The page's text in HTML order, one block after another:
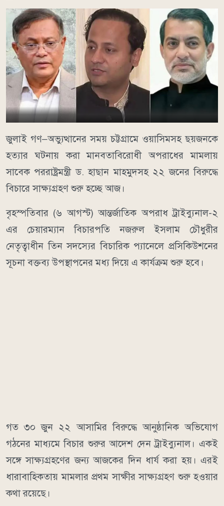
জুলাই গণ–অভ্যুত্থানের সময় চট্টগ্রামে ওয়াসিমসহ ছয়জনকে
হত্যার ঘটনায় করা মানবতাবিরোধী অপরাধের মামলায়
সাবেক পররাষ্ট্রমন্ত্রী ড. হাছান মাহমুদসহ ২২ জনের বিরুদ্ধে
বিচারে সাক্ষ্যগ্রহণ শুরু হচ্ছে আজ।
বৃহস্পতিবার (৬ আগস্ট) আন্তর্জাতিক অপরাধ ট্রাইব্যুনাল-২
এর চেয়ারম্যান বিচারপতি নজরুল ইসলাম চৌধুরীর
নেতৃত্বাধীন তিন সদস্যের বিচারিক প্যানেলে প্রসিকিউশনের
সূচনা বক্তব্য উপস্থাপনের মধ্য দিয়ে এ কার্যক্রম শুরু হবে।
গত ৩০ জুন ২২ আসামির বিরুদ্ধে আনুষ্ঠানিক অভিযোগ
গঠনের মাধ্যমে বিচার শুরুর আদেশ দেন ট্রাইব্যুনাল। একই
সঙ্গে সাক্ষ্যগ্রহণের জন্য আজকের দিন ধার্য করা হয়। এরই
ধারাবাহিকতায় মামলার প্রথম সাক্ষীর সাক্ষ্যগ্রহণ শুরু হওয়ার
কথা রয়েছে।